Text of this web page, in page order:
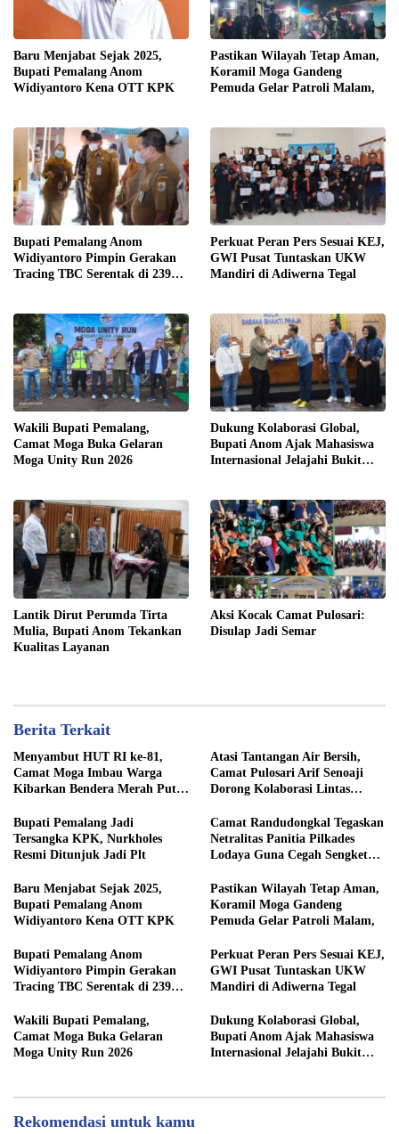
​Baru Menjabat Sejak 2025,
Bupati Pemalang Anom
Widiyantoro Kena OTT KPK
Pastikan Wilayah Tetap Aman,
Koramil Moga Gandeng
Pemuda Gelar Patroli Malam,
Bupati Pemalang Anom
Widiyantoro Pimpin Gerakan
Tracing TBC Serentak di 239
Perkuat Peran Pers Sesuai KEJ,
GWI Pusat Tuntaskan UKW
Mandiri di Adiwerna Tegal
Wakili Bupati Pemalang,
Camat Moga Buka Gelaran
Moga Unity Run 2026
Dukung Kolaborasi Global,
Bupati Anom Ajak Mahasiswa
Internasional Jelajahi Bukit
​Lantik Dirut Perumda Tirta
Mulia, Bupati Anom Tekankan
Kualitas Layanan
​Aksi Kocak Camat Pulosari:
Disulap Jadi Semar
Berita Terkait
​Menyambut HUT RI ke-81,
Camat Moga Imbau Warga
Kibarkan Bendera Merah Putih
​Atasi Tantangan Air Bersih,
Camat Pulosari Arif Senoaji
Dorong Kolaborasi Lintas
​Bupati Pemalang Jadi
Tersangka KPK, Nurkholes
Resmi Ditunjuk Jadi Plt
​Camat Randudongkal Tegaskan
Netralitas Panitia Pilkades
Lodaya Guna Cegah Sengketa
​Baru Menjabat Sejak 2025,
Bupati Pemalang Anom
Widiyantoro Kena OTT KPK
Pastikan Wilayah Tetap Aman,
Koramil Moga Gandeng
Pemuda Gelar Patroli Malam,
Bupati Pemalang Anom
Widiyantoro Pimpin Gerakan
Tracing TBC Serentak di 239
Perkuat Peran Pers Sesuai KEJ,
GWI Pusat Tuntaskan UKW
Mandiri di Adiwerna Tegal
Wakili Bupati Pemalang,
Camat Moga Buka Gelaran
Moga Unity Run 2026
Dukung Kolaborasi Global,
Bupati Anom Ajak Mahasiswa
Internasional Jelajahi Bukit
Rekomendasi untuk kamu